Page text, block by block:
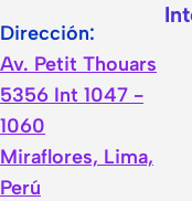
Dirección:
Av. Petit Thouars
5356 Int 1047 -
1060
Miraflores, Lima,
Perú